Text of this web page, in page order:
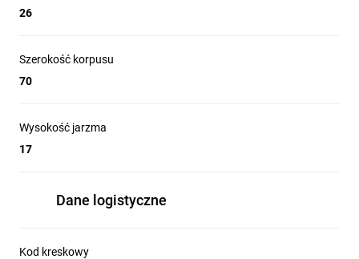
26
Szerokość korpusu
70
Wysokość jarzma
17
Dane logistyczne
Kod kreskowy